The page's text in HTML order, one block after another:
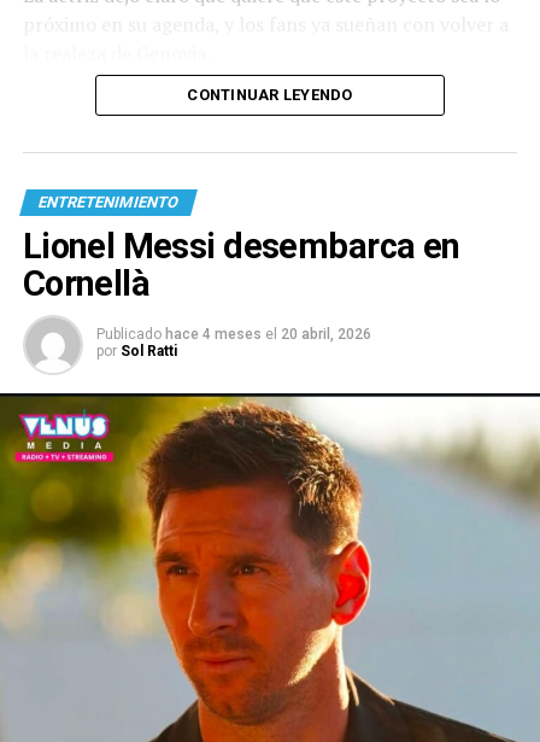
CONTINUAR LEYENDO
ENTRETENIMIENTO
Lionel Messi desembarca en
Cornellà
Publicado hace 4 meses el 20 abril, 2026
por Sol Ratti